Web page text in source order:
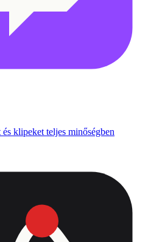
klipeket teljes minőségben